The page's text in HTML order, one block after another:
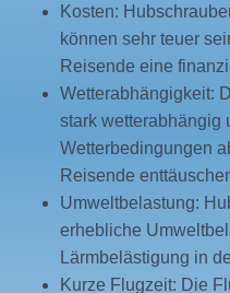
Kosten:
können sehr teuer
Reisende eine
Wetterabhängigkeit:
stark wetterabhängig
Wetterbedingungen
Reisende
Umweltbelastung:
erhebliche
Lärmbelästigung in
Kurze Flugzeit: Die